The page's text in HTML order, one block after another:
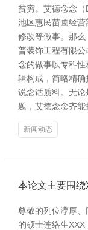
贫穷。艾德念念
池区惠民苗圃经
修改等做事。那
普装饰工程有限
念的做事以专科
辑构成，简略精
说念话质料。无
题，艾德念念齐
新闻动态
本论文主要围
尊敬的列位淳厚
的硕士连络生